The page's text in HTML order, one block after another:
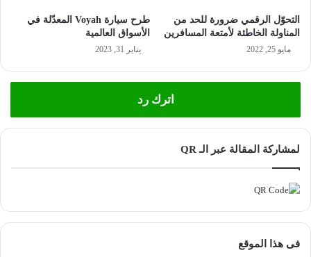
التحوّل الرقمي ضرورة للحد من
المناولة الخاطئة لأمتعة المسافرين
مايو 25, 2022
طرح سيارة Voyah المعدّلة في
الأسواق العالمية
يناير 31, 2023
اترك رد
لمشاركة المقالة عبر الـ QR
فى هذا الموقع